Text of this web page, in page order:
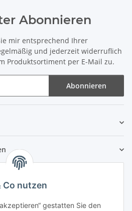
Co nutzen
gestatten Sie den
Abonnieren
mir entsprechend Ihrer
und jederzeit widerruflich
Produktsortiment per E-Mail zu.
Abonnieren